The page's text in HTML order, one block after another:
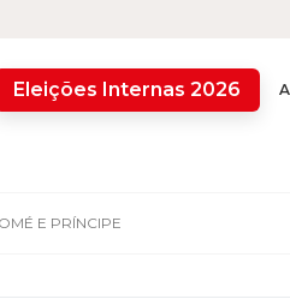
Eleições Internas 2026
E PRÍNCIPE